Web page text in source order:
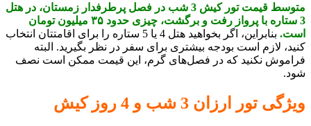
متوسط قیمت تور کیش 3 شب در فصل پرطرفدار زمستان، در هتل
3 ستاره با پرواز رفت و برگشت، چیزی حدود ۳۵ میلیون تومان
است.
بنابراین، اگر بخواهید هتل 4 یا 5 ستاره را برای اقامتتان انتخاب
کنید، لازم است بودجه بیشتری برای سفر در نظر بگیرید. البته
فراموش نکنید که در فصل‌های گرم، این قیمت ممکن است نصف
شود.
ویژگی تور ارزان 3 شب و 4 روز کیش